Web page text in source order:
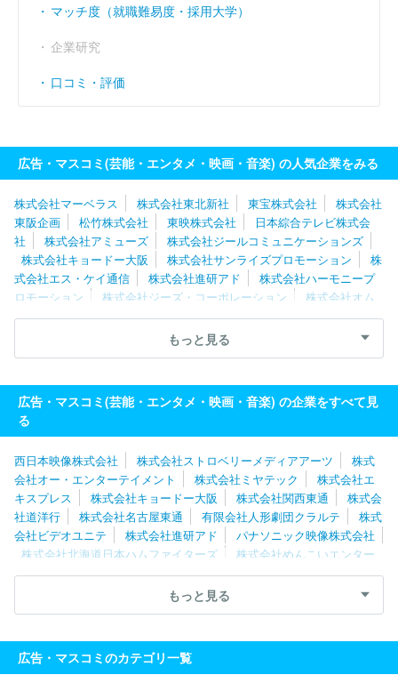
マッチ度（就職難易度・採用大学）
企業研究
口コミ・評価
広告・マスコミ(芸能・エンタメ・映画・音楽) の人気企業をみる
株式会社マーベラス 株式会社東北新社 東宝株式会社
株式会社
東阪企画
松竹株式会社 東映株式会社
日本綜合テレビ株式会
社
株式会社アミューズ
株式会社ジールコミュニケーションズ
株式会社キョードー大阪
株式会社サンライズプロモーション
株
式会社エス・ケイ通信
株式会社進研アド
株式会社ハーモニープ
ロモーション
株式会社ジーズ・コーポレーション
株式会社オム
ニバス・ジャパン
株式会社ＮＥＸＴＥＰ
株式会社テクノネット
株式会社フジ・メディア・テクノロジー
式会社バンダイナムコフィルムワークス
式会社ｄｒａｗｉｚ
ＡＡ ＭＯＶＩＥ株式会社
株式会社文化工
房
株式会社プラスミック・シーエフピー
株式会社テレビマンユ
ニオン
もっと見る
広告・マスコミ(芸能・エンタメ・映画・音楽) の企業をすべて見
る
西日本映像株式会社 株式会社ストロベリーメディアアーツ
株式
会社オー・エンターテイメント
株式会社ミヤテック
株式会社エ
キスプレス
株式会社キョードー大阪 株式会社関西東通
株式会
社道洋行
株式会社名古屋東通 有限会社人形劇団クラルテ
株式
会社ビデオユニテ
株式会社進研アド
パナソニック映像株式会社
株式会社北海道日本ハムファイターズ
株式会社めんこいエンター
プライズ
株式会社わらび座
株式会社ソニー・ミュージックエン
株式会社ユーフィールド
株式会社バンダイナム
コフィルムワークス
リトルスタジオインク株式会社
株式会社エネット
株式会社ジー
ズ・コーポレーション
株式会社ｄｒａｗｉｚ
もっと見る
広告・マスコミのカテゴリ一覧